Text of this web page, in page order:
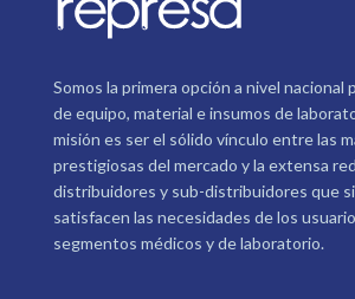
Somos la primera opción a nivel nacional
de equipo, material e insumos de
misión es ser el sólido vínculo entre las
prestigiosas del mercado y la extensa
distribuidores y sub-distribuidores que
satisfacen las necesidades de los
segmentos médicos y de laboratorio.